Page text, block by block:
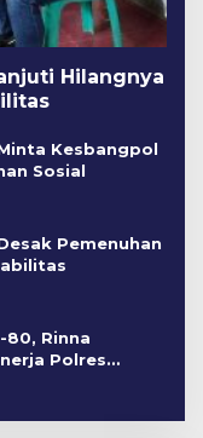
Hilangnya
Kesbangpol
Sosial
Pemenuhan
80, Rinna
Polres